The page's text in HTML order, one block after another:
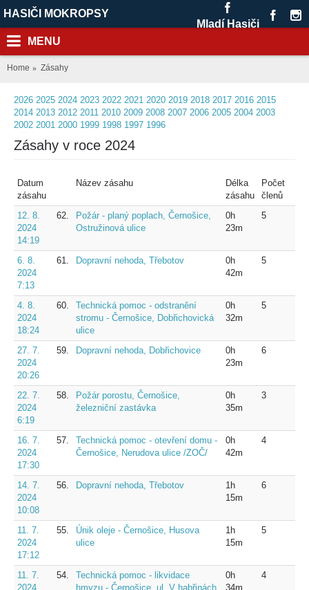
HASIČI MOKROPSY
Mladí Hasiči
MENU
Home Zásahy
2026 2025 2024 2023 2022 2021 2020 2019 2018 2017 2016 2015
2014 2013 2012 2011 2010 2009 2008 2007 2006 2005 2004 2003
2002 2001 2000 1999 1998 1997 1996
Zásahy v roce 2024
Datum
zásahu
Název zásahu
Délka
zásahu
Počet
členů
12. 8.
2024
14:19
62.
Požár - planý poplach, Černošice,
Ostružinová ulice
0h
23m
5
6. 8.
2024
7:13
61. Dopravní nehoda, Třebotov
0h
42m
5
4. 8.
2024
18:24
60.
Technická pomoc - odstranění
stromu - Černošice, Dobřichovická
ulice
0h
32m
5
27. 7.
2024
20:26
59. Dopravní nehoda, Dobřichovice
0h
23m
6
22. 7.
2024
6:19
58.
Požár porostu, Černošice,
železniční zastávka
0h
35m
3
16. 7.
2024
17:30
57.
Technická pomoc - otevření domu -
Černošice, Nerudova ulice /ZOČ/
0h
42m
4
14. 7.
2024
10:08
56. Dopravní nehoda, Třebotov
1h
15m
6
11. 7.
2024
17:12
55.
Únik oleje - Černošice, Husova
ulice
1h
15m
5
11. 7.
2024
54.
Technická pomoc - likvidace
hmyzu - Černošice, ul. V habřinách
0h
34m
4